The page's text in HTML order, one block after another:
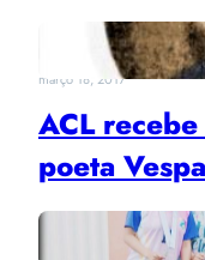
março 18, 2017
ACL
poeta